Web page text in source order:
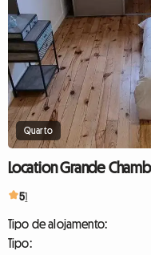
Quarto
Location Grande
51
Tipo de alojamento:
Tipo: